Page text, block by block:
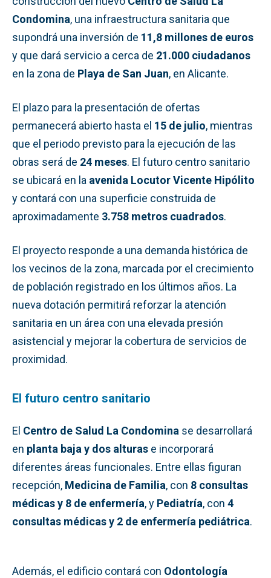
Condomina, una infraestructura sanitaria que
supondrá una inversión de 11,8 millones de euros
y que dará servicio a cerca de 21.000 ciudadanos
en la zona de Playa de San Juan, en Alicante.
El plazo para la presentación de ofertas
permanecerá abierto hasta el 15 de julio, mientras
que el periodo previsto para la ejecución de las
obras será de 24 meses. El futuro centro sanitario
se ubicará en la avenida Locutor Vicente Hipólito
y contará con una superficie construida de
aproximadamente 3.758 metros cuadrados.
El proyecto responde a una demanda histórica de
los vecinos de la zona, marcada por el crecimiento
de población registrado en los últimos años. La
nueva dotación permitirá reforzar la atención
sanitaria en un área con una elevada presión
asistencial y mejorar la cobertura de servicios de
proximidad.
El futuro centro sanitario
El Centro de Salud La Condomina se desarrollará
en planta baja y dos alturas e incorporará
diferentes áreas funcionales. Entre ellas figuran
recepción, Medicina de Familia, con 8 consultas
médicas y 8 de enfermería, y Pediatría, con 4
consultas médicas y 2 de enfermería pediátrica.
Además, el edificio contará con Odontología